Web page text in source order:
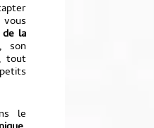
la
son
, tout
le